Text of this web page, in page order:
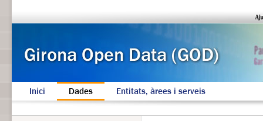
Inici Dades Entitats, àrees i serveis